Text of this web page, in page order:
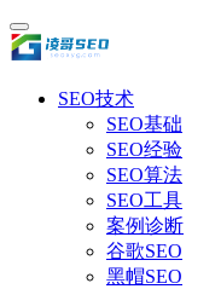
SEO技术
SEO基础
SEO经验
SEO算法
SEO工具
案例诊断
谷歌SEO
黑帽SEO